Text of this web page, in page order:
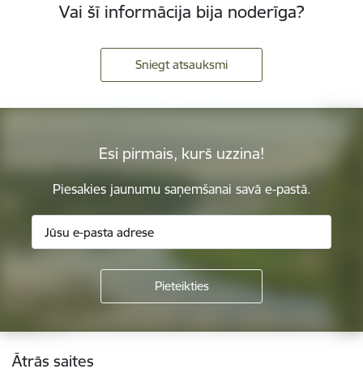
Vai šī informācija bija noderīga?
Sniegt atsauksmi
Esi pirmais, kurš uzzina!
Piesakies jaunumu saņemšanai savā e-pastā.
Kājene
Ātrās saites